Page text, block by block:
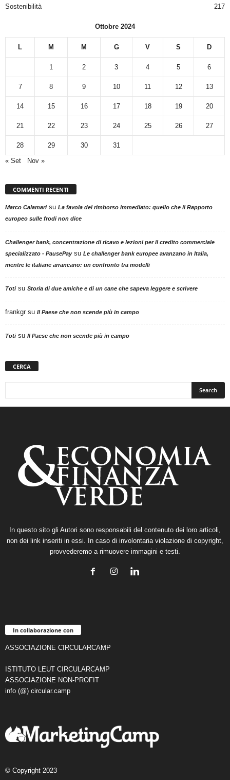
Sostenibilità
217
Ottobre 2024
L M M G V S D
1 2 3 4 5 6
7 8 9 10 11 12 13
14 15 16 17 18 19 20
21 22 23 24 25 26 27
28 29 30
31
« Set
Nov »
COMMENTI RECENTI
Marco Calamarisu La favola del rimborso immediato: quello che il Rapporto
europeo sulle frodi non dice
Challenger bank, concentrazione di ricavo e lezioni per il credito commerciale
specializzato - PausePaysu Le challenger bank europee avanzano in Italia,
mentre le italiane arrancano: un confronto tra modelli
Totisu Storia di due amiche e di un cane che sapeva leggere e scrivere
frankgr su Il Paese che non scende più in campo
Totisu Il Paese che non scende più in campo
CERCA
In questo sito gli Autori sono responsabili del contenuto dei loro articoli,
non dei link inseriti in essi. In caso di involontaria violazione di copyright,
provvederemo a rimuovere immagini e testi.
In collaborazione con
ASSOCIAZIONE CIRCULARCAMP
ISTITUTO LEUT CIRCULARCAMP
ASSOCIAZIONE NON-PROFIT
info (@) circular.camp
© Copyright 2023